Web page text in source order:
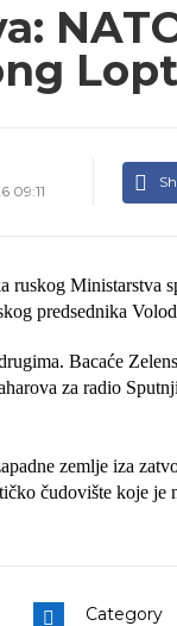
09:11
ruskog Ministarstva
predsednika
Bacaće
za radio
zemlje iza
čudovište koje
Category